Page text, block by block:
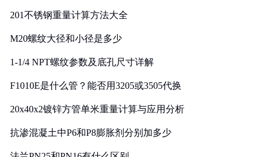
201不锈钢重量计算方法大全
M20螺纹大径和小径是多少
1-1/4 NPT螺纹参数及底孔尺寸详解
F1010E是什么管？能否用3205或3505代换
20x40x2镀锌方管单米重量计算与应用分析
抗渗混凝土中P6和P8膨胀剂分别加多少